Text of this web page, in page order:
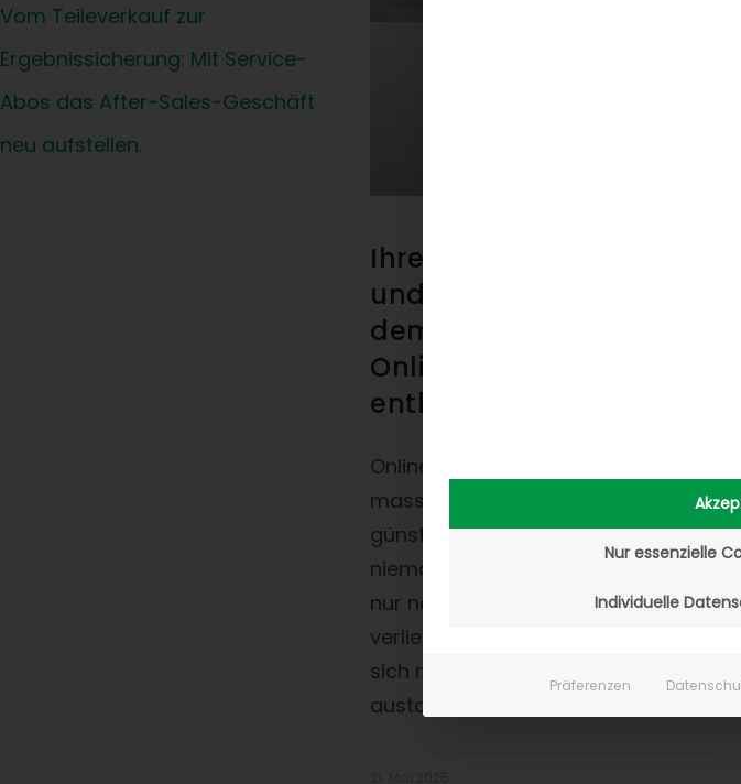
Vom Teileverkauf zur
Ergebnissicherung: Mit Service-
Abos das After-Sales-Geschäft
neu aufstellen.
Ihre Marge stirbt leise –
und das täglich: Wie Sie
dem Preisdruck durch
Online-Plattformen
entkommen
Online-Plattformen setzen Händler
massiv unter Preisdruck. Der
günstigste Anbieter gewinnt – bis
niemand mehr gewinnt. Wer heute
nur noch liefert, statt zu beraten,
verliert morgen den Kunden. Wer
sich nicht differenziert, wird
austauschbar.
Nur essenzielle
Individuelle
Präferenzen